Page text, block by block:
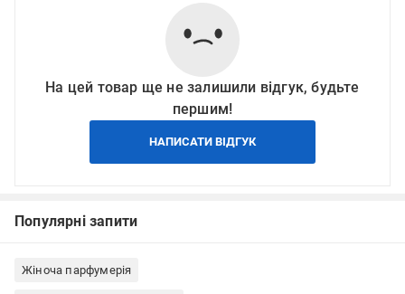
На цей товар ще не залишили відгук, будьте
першим!
НАПИСАТИ ВІДГУК
Популярні запити
Жіноча парфумерія